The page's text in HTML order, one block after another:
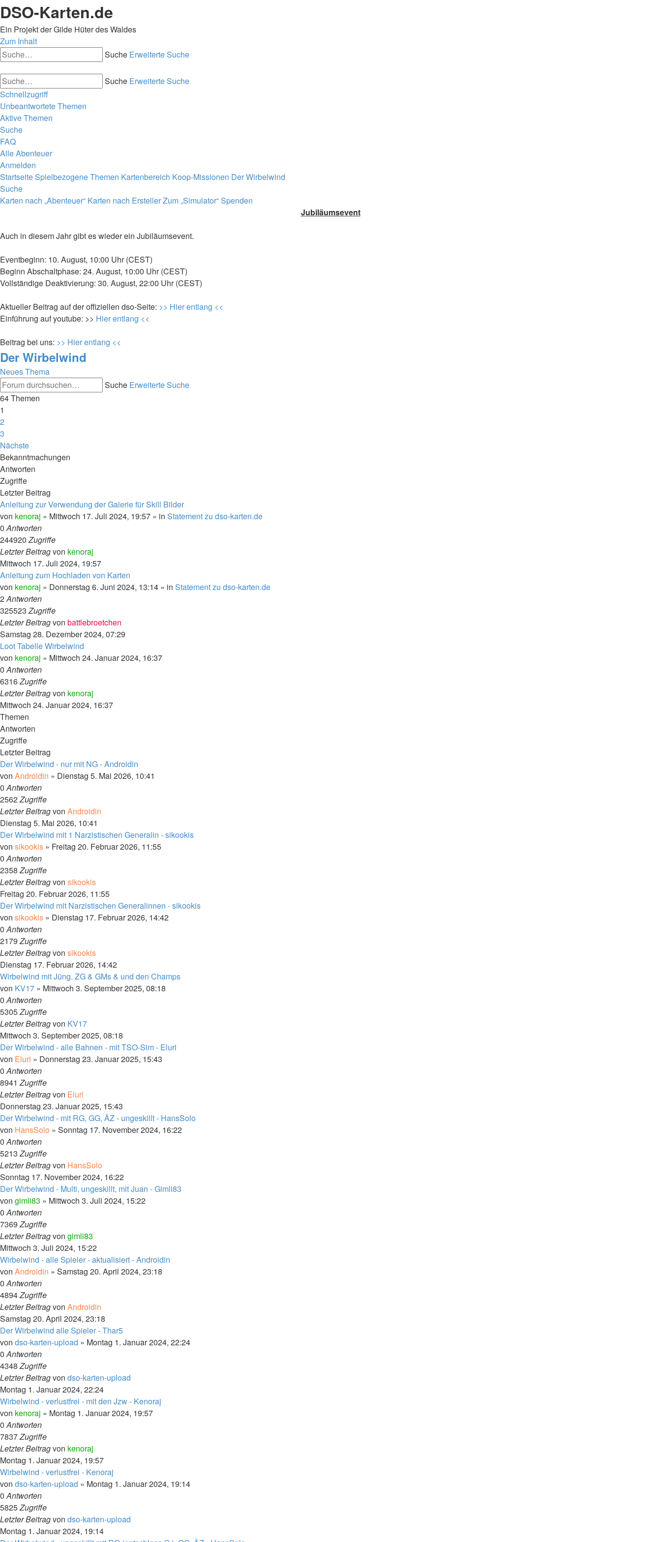
DSO-Karten.de
Ein Projekt der Gilde Hüter des Waldes
Zum Inhalt
Suche Erweiterte Suche
Suche Erweiterte Suche
Schnellzugriff
Unbeantwortete Themen
Aktive Themen
Suche
FAQ
Alle Abenteuer
Anmelden
StartseiteSpielbezogene Themen Kartenbereich Koop-Missionen Der Wirbelwind
Suche
Karten nach „Abenteuer“ Karten nach ErstellerZum „Simulator“Spenden
Jubiläumsevent
Auch in diesem Jahr gibt es wieder ein Jubiläumsevent.
Eventbeginn: 10. August, 10:00 Uhr (CEST)
Beginn Abschaltphase: 24. August, 10:00 Uhr (CEST)
Vollständige Deaktivierung: 30. August, 22:00 Uhr (CEST)
Aktueller Beitrag auf der offiziellen dso-Seite: >> Hier entlang <<
Einführung auf youtube: >> Hier entlang <<
Beitrag bei uns: >> Hier entlang <<
Der Wirbelwind
Neues Thema
Suche Erweiterte Suche
64 Themen
1
2
3
Nächste
Bekanntmachungen
Antworten
Zugriffe
Letzter Beitrag
Anleitung zur Verwendung der Galerie für Skill Bilder
von kenoraj » Mittwoch 17. Juli 2024, 19:57 » in Statement zu dso-karten.de
0Antworten
244920Zugriffe
Letzter Beitragvon kenoraj
Mittwoch 17. Juli 2024, 19:57
Anleitung zum Hochladen von Karten
von kenoraj » Donnerstag 6. Juni 2024, 13:14 » in Statement zu dso-karten.de
2Antworten
325523Zugriffe
Letzter Beitragvon battlebroetchen
Samstag 28. Dezember 2024, 07:29
Loot Tabelle Wirbelwind
von kenoraj » Mittwoch 24. Januar 2024, 16:37
0Antworten
6316Zugriffe
Letzter Beitragvon kenoraj
Mittwoch 24. Januar 2024, 16:37
Themen
Antworten
Zugriffe
Letzter Beitrag
Der Wirbelwind - nur mit NG - Androidin
von Androidin » Dienstag 5. Mai 2026, 10:41
0Antworten
2562Zugriffe
Letzter Beitragvon Androidin
Dienstag 5. Mai 2026, 10:41
Der Wirbelwind mit 1 Narzistischen Generalin - sikookis
von sikookis » Freitag 20. Februar 2026, 11:55
0Antworten
2358Zugriffe
Letzter Beitragvon sikookis
Freitag 20. Februar 2026, 11:55
Der Wirbelwind mit Narzistischen Generalinnen - sikookis
von sikookis » Dienstag 17. Februar 2026, 14:42
0Antworten
2179Zugriffe
Letzter Beitragvon sikookis
Dienstag 17. Februar 2026, 14:42
Wirbelwind mit Jüng. ZG & GMs & und den Champs
von KV17 » Mittwoch 3. September 2025, 08:18
0Antworten
5305Zugriffe
Letzter Beitragvon KV17
Mittwoch 3. September 2025, 08:18
Der Wirbelwind - alle Bahnen - mit TSO-Sim - Eluri
von Eluri » Donnerstag 23. Januar 2025, 15:43
0Antworten
8941Zugriffe
Letzter Beitragvon Eluri
Donnerstag 23. Januar 2025, 15:43
Der Wirbelwind - mit RG, GG, ÄZ - ungeskillt - HansSolo
von HansSolo » Sonntag 17. November 2024, 16:22
0Antworten
5213Zugriffe
Letzter Beitragvon HansSolo
Sonntag 17. November 2024, 16:22
Der Wirbelwind - Multi, ungeskillt, mit Juan - Gimli83
von gimli83 » Mittwoch 3. Juli 2024, 15:22
0Antworten
7369Zugriffe
Letzter Beitragvon gimli83
Mittwoch 3. Juli 2024, 15:22
Wirbelwind - alle Spieler - aktualisiert - Androidin
von Androidin » Samstag 20. April 2024, 23:18
0Antworten
4894Zugriffe
Letzter Beitragvon Androidin
Samstag 20. April 2024, 23:18
Der Wirbelwind alle Spieler - Thar5
von dso-karten-upload » Montag 1. Januar 2024, 22:24
0Antworten
4348Zugriffe
Letzter Beitragvon dso-karten-upload
Montag 1. Januar 2024, 22:24
Wirbelwind - verlustfrei - mit den Jzw - Kenoraj
von kenoraj » Montag 1. Januar 2024, 19:57
0Antworten
7837Zugriffe
Letzter Beitragvon kenoraj
Montag 1. Januar 2024, 19:57
Wirbelwind - verlustfrei - Kenoraj
von dso-karten-upload » Montag 1. Januar 2024, 19:14
0Antworten
5825Zugriffe
Letzter Beitragvon dso-karten-upload
Montag 1. Januar 2024, 19:14